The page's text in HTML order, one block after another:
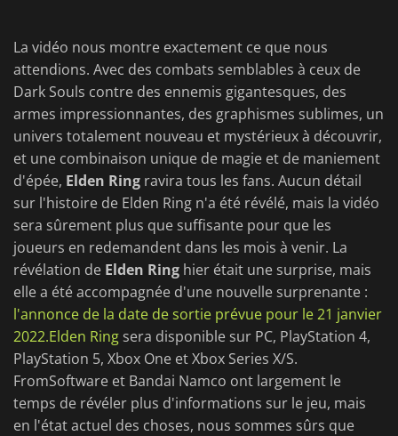
La vidéo nous montre exactement ce que nous
attendions. Avec des combats semblables à ceux de
Dark Souls contre des ennemis gigantesques, des
armes impressionnantes, des graphismes sublimes, un
univers totalement nouveau et mystérieux à découvrir,
et une combinaison unique de magie et de maniement
d'épée, Elden Ring ravira tous les fans. Aucun détail
sur l'histoire de Elden Ring n'a été révélé, mais la vidéo
sera sûrement plus que suffisante pour que les
joueurs en redemandent dans les mois à venir. La
révélation de Elden Ring hier était une surprise, mais
elle a été accompagnée d'une nouvelle surprenante :
l'annonce de la date de sortie prévue pour le 21 janvier
2022.Elden Ring sera disponible sur PC, PlayStation 4,
PlayStation 5, Xbox One et Xbox Series X/S.
FromSoftware et Bandai Namco ont largement le
temps de révéler plus d'informations sur le jeu, mais
en l'état actuel des choses, nous sommes sûrs que